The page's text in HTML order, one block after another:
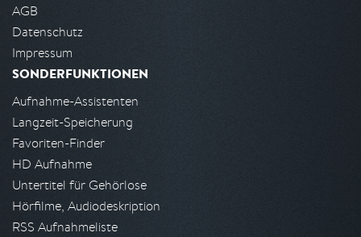
AGB
Datenschutz
Impressum
SONDERFUNKTIONEN
Aufnahme-Assistenten
Langzeit-Speicherung
Favoriten-Finder
HD Aufnahme
Untertitel für Gehörlose
Hörfilme, Audiodeskription
RSS Aufnahmeliste